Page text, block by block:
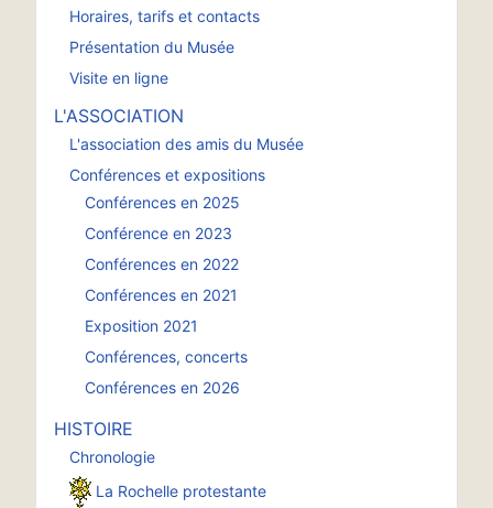
Horaires, tarifs et contacts
Présentation du Musée
Visite en ligne
L'ASSOCIATION
L'association des amis du Musée
Conférences et expositions
Conférences en 2025
Conférence en 2023
Conférences en 2022
Conférences en 2021
Exposition 2021
Conférences, concerts
Conférences en 2026
HISTOIRE
Chronologie
La Rochelle protestante